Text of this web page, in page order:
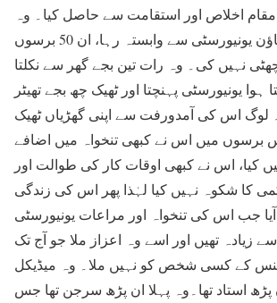
مقام اخلاص اور استقامت سے حاصل کیا۔ وہ
50 برس کیپ ٹاؤن یونیورسٹی سے وابستہ رہا، ان 50 برسوں
نہیں کی۔ وہ رات تین بجے گھر سے نکلتا
چلتا ہوا یونیورسٹی پہنچتا اور ٹھیک چھ بجے تھیٹر
لوگ اس کی آمدورفت سے اپنی گھڑیاں ٹھیک
برسوں میں اس نے کبھی تنخواہ میں اضافے
کیا، اس نے کبھی اوقات کار کی طوالت اور
کا شکوہ نہیں کیا لہٰذا پھر اس کی زندگی
جب اس کی تنخواہ اور مراعات یونیورسٹی
زیادہ تھیں اور اسے وہ اعزاز ملا جو آج تک
کے کسی شخص کو نہیں ملا۔ وہ میڈیکل
پڑھ استاد تھا۔وہ پہلا ان پڑھ سرجن تھا جس